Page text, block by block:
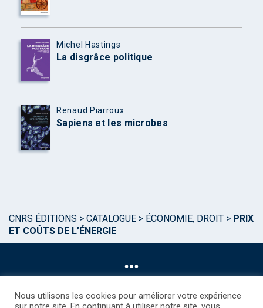
Michel Hastings
La disgrâce politique
Renaud Piarroux
Sapiens et les microbes
CNRS ÉDITIONS > CATALOGUE > ÉCONOMIE, DROIT > PRIX
ET COÛTS DE L’ÉNERGIE
Nous utilisons les cookies pour améliorer votre expérience